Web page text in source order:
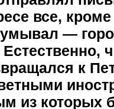
все,
—
к
из которых